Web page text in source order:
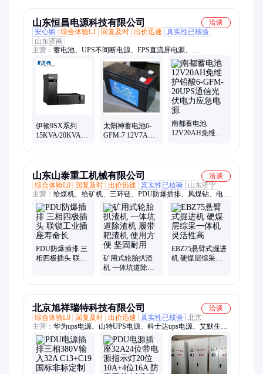
山东恒昌电源科技有限公司
洽谈
安心购
综合体验L1 回复及时 出价迅速
真实性已核验
山东济南
主营： 蓄电池、UPS不间断电源、EPS直流屏电源、
MBP20KPDU、通信电源、UPS蓄电池、UPS电源、太阳能蓄电
池、储能蓄电池、免维护蓄电池
伊顿9SX系列
15KVA/20KVA基
太阳神蓄电池6-
GFM-7 12V7AH
南都蓄电池
12V20AH免维护
山东山泰重工机械有限公司
洽谈
综合体验L0
回复及时 出价迅速 真实性已核验
山东济宁
主营： 给煤机、给矿机、三环链、PDU防爆插排、风煤钻、电话
机、单开道岔、铁路轻轨、救援枕木、制动梭车、矿用摇台、斜
井人车、右式翻车机、底卸式矿车、气动钢轨钻、锚杆调直机、
矿用扒装机、铸铁螺杆泵、轨道抬轨钳、液压复位机、铁路用尖
轨、钢轨撞轨器、液压复轨机、密闭栅栏门、防火栅栏门、翻斗
式矿车
PDU防爆插排 三
相四极插头 联锁
矿用式轮胎扒渣
机 一体坑道除渣
EBZ75悬臂式掘进
机 硬煤层综采一
北京旭祥瑞特科技有限公司
洽谈
综合体验L0
回复及时 出价迅速 真实性已核验 北京
主营： 华为ups电源、山特UPS电源、科士达ups电源、艾默生ups
电源、金武士ups电源、APCups电源、德国阳光蓄电池、理士蓄
电池、双登蓄电池、圣阳蓄电池、金武士蓄电池、山特蓄电池、
风帆蓄电池、松下蓄电池、华为通讯电源、动力源通讯电源、艾
默生通讯电源、海信精密空调、科士达精密空调、艾默生精密空